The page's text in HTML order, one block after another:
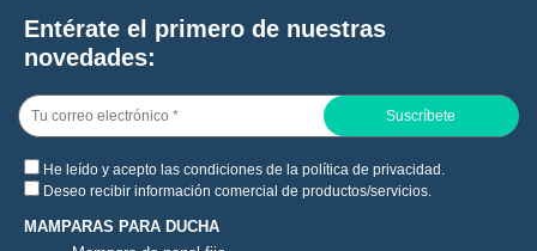
Entérate el primero de nuestras
novedades:
He leído y acepto las condiciones de la política de privacidad
Deseo recibir información comercial de productos/servicios.
MAMPARAS PARA DUCHA